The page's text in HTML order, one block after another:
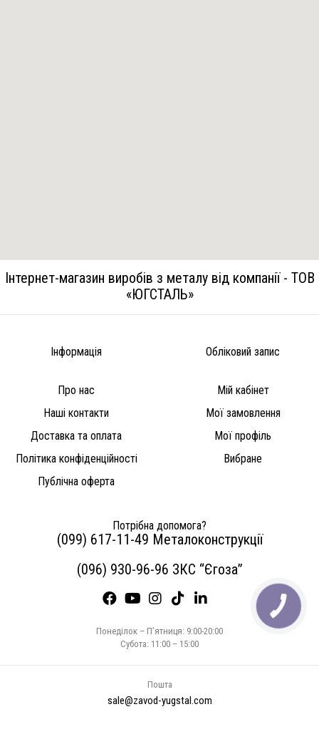
Інтернет-магазин виробів з металу від компанії - ТОВ
«ЮГСТАЛЬ»
Інформація
Про нас
Наші контакти
Доставка та оплата
Політика конфіденційності
Публічна оферта
Обліковий запис
Мій кабінет
Мої замовлення
Мої профіль
Вибране
Потрібна допомога?
(099) 617-11-49 Металоконструкції
(096) 930-96-96 ЗКС “Єгоза”
Понеділок – П’ятниця: 9:00-20:00
Субота: 11:00 – 15:00
Пошта
sale@zavod-yugstal.com